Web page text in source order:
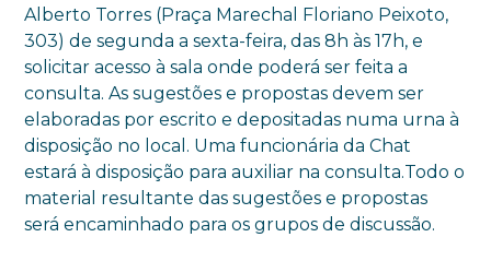
Alberto Torres (Praça Marechal Floriano Peixoto,
303) de segunda a sexta-feira, das 8h às 17h, e
solicitar acesso à sala onde poderá ser feita a
consulta. As sugestões e propostas devem ser
elaboradas por escrito e depositadas numa urna à
disposição no local. Uma funcionária da Chat
estará à disposição para auxiliar na consulta.Todo o
material resultante das sugestões e propostas
será encaminhado para os grupos de discussão.